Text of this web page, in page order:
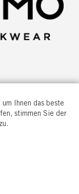
Ihnen das beste
stimmen Sie der